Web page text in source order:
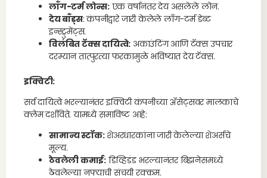
लाँग-टर्म लोन्स:एक वर्षानंतर देय असलेले लोन.
देय बाँड्स: कंपनीद्वारे जारी केलेले लाँग-टर्म डेब्ट
इन्स्ट्रुमेंट्स.
विलंबित टॅक्स दायित्वे: अकाउंटिंग आणि टॅक्स उपचार
दरम्यान तात्पुरत्या फरकामुळे भविष्यात देय टॅक्स.
इक्विटी:
सर्व दायित्वे भरल्यानंतर इक्विटी कंपनीच्या ॲसेट्सवर मालकाचे
क्लेम दर्शविते. यामध्ये समाविष्ट आहे:
सामान्य स्टॉक:शेअरधारकांना जारी केलेल्या शेअर्सचे
मूल्य.
ठेवलेली कमाई:डिव्हिडंड भरल्यानंतर बिझनेसमध्ये
ठेवलेल्या नफ्याची संचयी रक्कम.